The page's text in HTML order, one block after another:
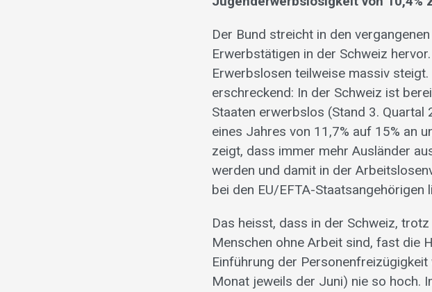
Der Bund streicht in den
Erwerbstätigen in der Schweiz
Erwerbslosen teilweise massiv
erschreckend: In der Schweiz ist
Staaten erwerbslos (Stand 3.
eines Jahres von 11,7% auf 15% an
zeigt, dass immer mehr Ausländer
werden und damit in der
bei den EU/EFTA-
Das heisst, dass in der Schweiz,
Menschen ohne Arbeit sind, fast die
Einführung der
Monat jeweils der Juni) nie so hoch.